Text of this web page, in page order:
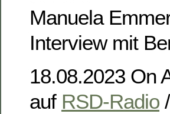
Manuela
Interview mit
18.08.2023 On
auf RSD-Radio